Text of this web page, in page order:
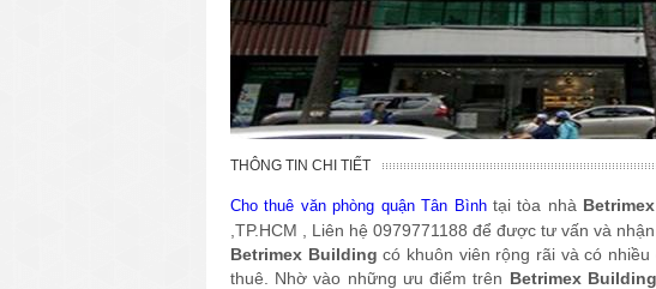
THÔNG TIN CHI TIẾT
Cho thuê văn phòng quận Tân Bìnhtại tòa nhà
,TP.HCM , Liên hệ 0979771188 để được tư vấn và nhận
Betrimex Building có khuôn viên rộng rãi và có
thuê. Nhờ vào những ưu điểm trên Betrimex Building